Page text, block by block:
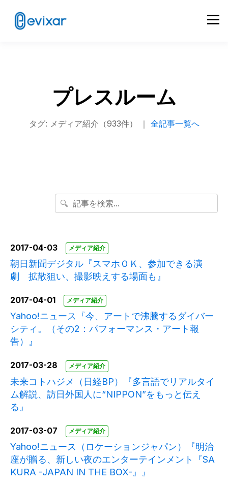
プレスルーム
タグ: メディア紹介（933件） ｜ 全記事一覧へ
🔍
2017-04-03 メディア紹介
朝日新聞デジタル『スマホＯＫ、参加できる演
劇 拡散狙い、撮影映えする場面も』
2017-04-01 メディア紹介
Yahoo!ニュース『今、アートで沸騰するダイバー
シティ。（その2：パフォーマンス・アート報
告）』
2017-03-28 メディア紹介
未来コトハジメ（日経BP）『多言語でリアルタイ
ム解説、訪日外国人に“NIPPON”をもっと伝え
る』
2017-03-07 メディア紹介
Yahoo!ニュース（ロケーションジャパン）『明治
座が贈る、新しい夜のエンターテインメント『SA
KURA -JAPAN IN THE BOX-』』